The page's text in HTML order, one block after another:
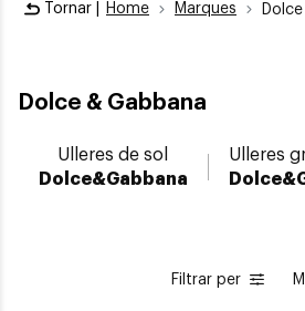
Tornar | Home Marques
Dolce & Gabbana
Ulleres de sol
Dolce&Gabbana
Ulleres
Filtrar per